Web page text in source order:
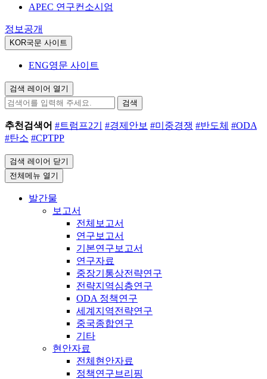
APEC 연구컨소시엄
정보공개
KOR국문 사이트
ENG영문 사이트
검색 레이어 열기
검색
추천검색어 #트럼프2기 #경제안보 #미중경쟁 #반도체 #ODA
#탄소 #CPTPP
검색 레이어 닫기
전체메뉴 열기
발간물
보고서
전체보고서
연구보고서
기본연구보고서
연구자료
중장기통상전략연구
전략지역심층연구
ODA 정책연구
세계지역전략연구
중국종합연구
기타
현안자료
전체현안자료
정책연구브리핑